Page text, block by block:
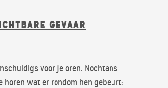
GEVAAR
voor je oren. Nochtans
horen wat er rondom hen gebeurt: